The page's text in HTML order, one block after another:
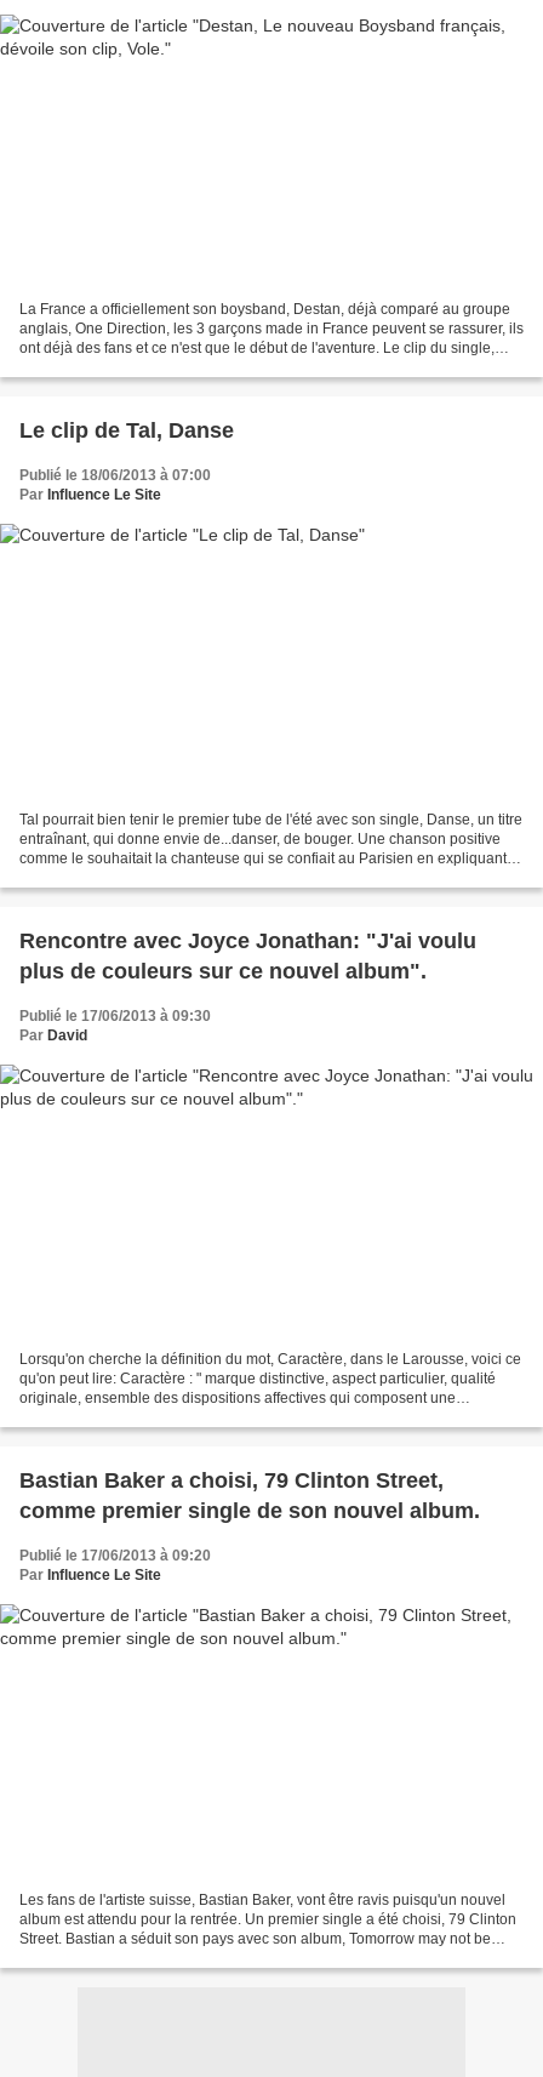
La France a officiellement son boysband, Destan, déjà comparé au groupe
anglais, One Direction, les 3 garçons made in France peuvent se rassurer, ils
ont déjà des fans et ce n'est que le début de l'aventure. Le clip du single,
Le clip de Tal, Danse
Publié le 18/06/2013 à 07:00
Par Influence Le Site
Tal pourrait bien tenir le premier tube de l'été avec son single, Danse, un titre
entraînant, qui donne envie de...danser, de bouger. Une chanson positive
comme le souhaitait la chanteuse qui se confiait au Parisien en expliquant
Rencontre avec Joyce Jonathan: "J'ai voulu
plus de couleurs sur ce nouvel album".
Publié le 17/06/2013 à 09:30
Par David
Lorsqu'on cherche la définition du mot, Caractère, dans le Larousse, voici ce
qu'on peut lire: Caractère : " marque distinctive, aspect particulier, qualité
originale, ensemble des dispositions affectives qui composent une
Bastian Baker a choisi, 79 Clinton Street,
comme premier single de son nouvel album.
Publié le 17/06/2013 à 09:20
Par Influence Le Site
Les fans de l'artiste suisse, Bastian Baker, vont être ravis puisqu'un nouvel
album est attendu pour la rentrée. Un premier single a été choisi, 79 Clinton
Street. Bastian a séduit son pays avec son album, Tomorrow may not be